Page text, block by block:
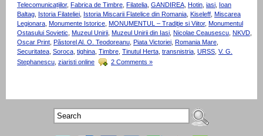
Telecomunicațiilor, Fabrica de Timbre, Filatelia, GANDIREA, Hotin, iasi, Ioan
Baltag, Istoria Filateliei, Istoria Miscarii Flatelice din Romania, Kiseleff, Miscarea
Legionara, Monumente Istorice, MONUMENTUL – Tradiţie si Viitor, Monumentul
Ostasului Sovietic, Muzeul Unirii, Muzeul Unirii din Iasi, Nicolae Ceausescu, NKVD,
Oscar Print, Păstorel Al. O. Teodoreanu, Piata Victoriei, Romania Mare,
Securitatea, Soroca, tighina, Timbre, Tinutul Herta, transnistria, URSS, V. G.
Stephanescu ziaristi online 2 Comments »